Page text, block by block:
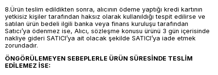
8.Ürün teslim edildikten sonra, alıcının ödeme yaptığı kredi kartının
yetkisiz kişiler tarafından haksız olarak kullanıldığı tespit edilirse ve
satılan ürün bedeli ilgili banka veya finans kuruluşu tarafından
Satıcı’ya ödenmez ise, Alıcı, sözleşme konusu ürünü 3 gün içerisinde
nakliye gideri SATICI’ya ait olacak şekilde SATICI’ya iade etmek
zorundadır.
ÖNGÖRÜLEMEYEN SEBEPLERLE ÜRÜN SÜRESİNDE TESLİM
EDİLEMEZ İSE: